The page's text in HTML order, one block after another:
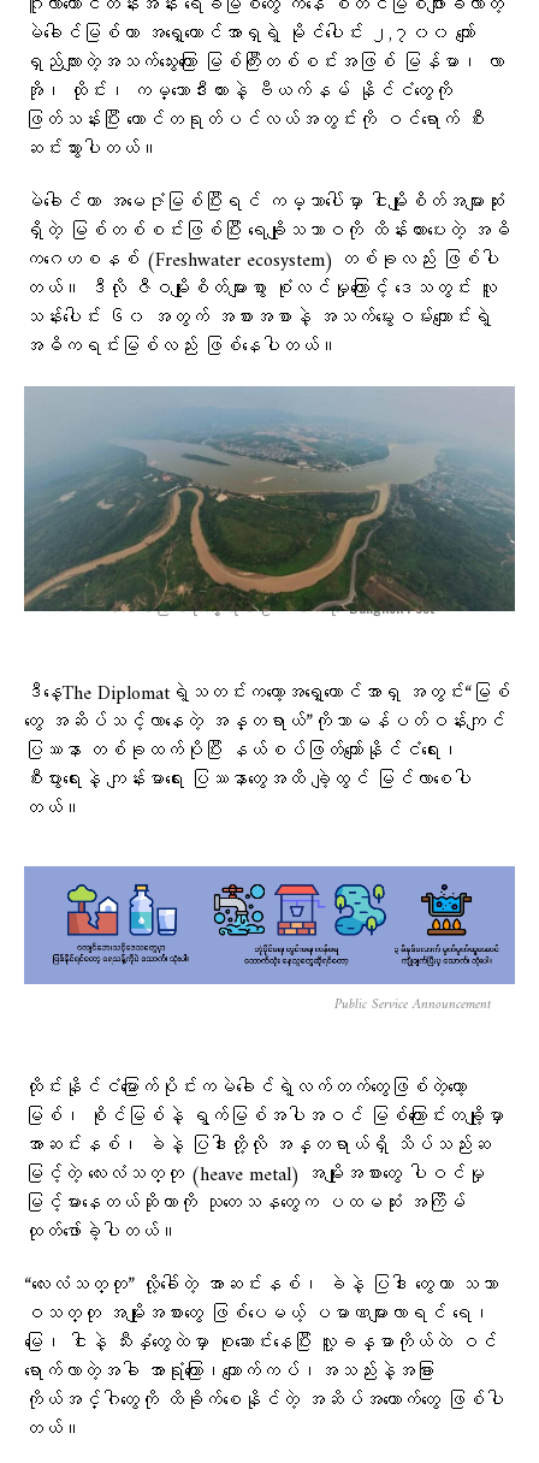
မဲခေါင်မြစ်ဟာ အရှေ့တောင်အာရှရဲ့ မိုင်ပေါင်း ၂,၇၀၀ ကျော်
ရှည်လျားတဲ့အသက်သွေးကြော မြစ်ကြီးတစ်စင်းအဖြစ် မြန်မာ၊ လာ
အို၊ ထိုင်း၊ ကမ္ဘောဒီးယားနဲ့ ဗီယက်နမ် နိုင်ငံတွေကို
ဖြတ်သန်းပြီး တောင်တရုတ်ပင်လယ်အတွင်းကို ဝင်ရောက် စီး
ဆင်းသွားပါတယ်။
မဲခေါင်ဟာ အမေဇုံမြစ်ပြီးရင် ကမ္ဘာပေါ်မှာ ငါးမျိုးစိတ်အများဆုံး
ရှိတဲ့ မြစ်တစ်စင်းဖြစ်ပြီး ရေချိုသဘာဝကို ထိန်းထားပေးတဲ့ အဓိ
ကဂေဟစနစ် (Freshwater ecosystem) တစ်ခုလည်း ဖြစ်ပါ
တယ်။ ဒီလို ဇီဝမျိုးစိတ်များစွာ စုံလင်မှုကြောင့် ဒေသတွင်း လူ
သန်းပေါင်း ၆၀ အတွက် အစားအစာနဲ့ အသက်မွေးဝမ်းကျောင်းရဲ့
အဓိကရင်းမြစ်လည်း ဖြစ်နေပါတယ်။
မဲ​ခေါင်မြစ်ကို​တွေ့ရစဥ်။ ဓါတ်ပုံ-Bangkok Post
ဒီနေ့The Diplomatရဲ့သတင်းကတော့အရှေ့တောင်အာရှ အတွင်း“မြစ်
တွေ အဆိပ်သင့်လာနေတဲ့ အန္တရာယ်”ကိုသာမန်ပတ်ဝန်းကျင်
ပြဿနာ တစ်ခုထက်ပိုပြီး နယ်စပ်ဖြတ်ကျော်နိုင်ငံရေး၊
စီးပွားရေးနဲ့ ကျန်းမာရေး ပြဿနာတွေအထိ ချဲ့ထွင် မြင်လာစေပါ
တယ်။
Public Service Announcement
ထိုင်းနိုင်ငံမြောက်ပိုင်းကမဲခေါင်ရဲ့လက်တက်တွေဖြစ်တဲ့ကော့
မြစ်၊ စိုင်မြစ်နဲ့ ရွက်မြစ်အပါအဝင် မြစ်ကြောင်းတချို့မှာ
အာဆင်းနစ်၊ ခဲနဲ့ ပြဒါးတို့လို အန္တရာယ်ရှိ သိပ်သည်းဆ
မြင့်တဲ့ လေးလံသတ္တု (heave metal) အမျိုးအစားတွေ ပါဝင်မှု
မြင့်မားနေတယ်ဆိုတာကို သုတေသနတွေက ပထမဆုံး အကြိမ်
ထုတ်ဖော်ခဲ့ပါတယ်။
“လေးလံသတ္တု” လို့ခေါ်တဲ့ အာဆင်းနစ်၊ ခဲနဲ့ ပြဒါး တွေဟာ သဘာ
ဝသတ္တု အမျိုးအစားတွေ ဖြစ်ပေမယ့် ပမာဏများလာရင် ရေ၊
မြေ၊ ငါးနဲ့ သီးနှံတွေထဲမှာ စုဆောင်းနေပြီး လူ့ခန္ဓာကိုယ်ထဲ ဝင်
ရောက်လာတဲ့အခါ အာရုံကြော၊ကျောက်ကပ်၊အသည်းနဲ့အခြား
ကိုယ်အင်္ဂါတွေကို ထိခိုက်စေနိုင်တဲ့ အဆိပ်အတောက်တွေ ဖြစ်ပါ
တယ်။